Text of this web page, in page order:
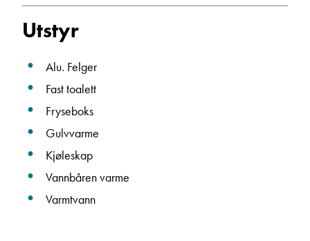
Utstyr
Alu. Felger
Fast toalett
Fryseboks
Gulvvarme
Kjøleskap
Vannbåren varme
Varmtvann